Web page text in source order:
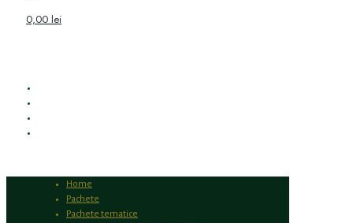
0,00 lei
Home
Pachete
Pachete tematice